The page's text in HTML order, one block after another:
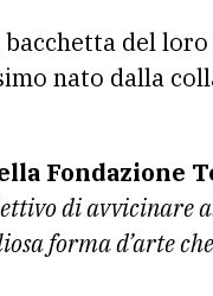
bacchetta del loro
nato dalla
Fondazione
di avvicinare
forma d’arte